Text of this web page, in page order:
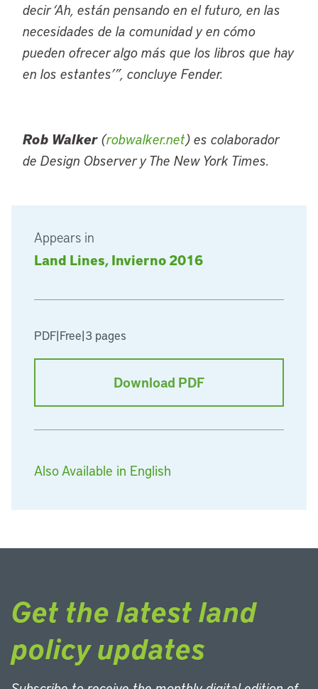
Appears in
Land Lines, Invierno 2016
PDF|Free|3 pages
Download PDF
Also Available in English
decir ‘Ah, están pensando en el futuro, en las
necesidades de la comunidad y en cómo
pueden ofrecer algo más que los libros que hay
en los estantes’”, concluye Fender.
Rob Walker (robwalker.net) es colaborador
de Design Observer y The New York Times.
Get the latest land
policy updates